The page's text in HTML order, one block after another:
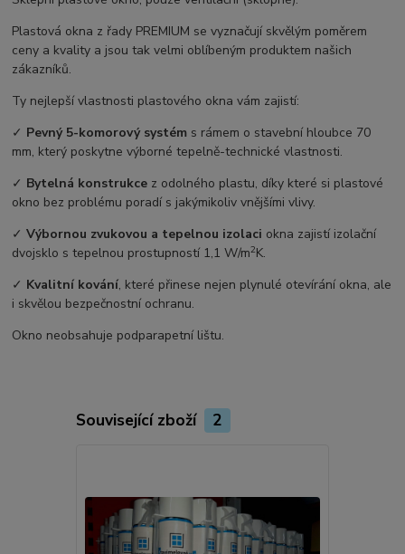
Plastová okna z řady PREMIUM se vyznačují skvělým poměrem
ceny a kvality a jsou tak velmi oblíbeným produktem našich
zákazníků.
Ty nejlepší vlastnosti plastového okna vám zajistí:
✓ Pevný 5-komorový systém s rámem o stavební hloubce 70
mm, který poskytne výborné tepelně-technické vlastnosti.
✓ Bytelná konstrukce z odolného plastu, díky které si plastové
okno bez problému poradí s jakýmikoliv vnějšími vlivy.
✓Výbornou zvukovou a tepelnou izolaci okna zajistí izolační
dvojsklo s tepelnou prostupností 1,1 W/m2K.
✓ Kvalitní kování, které přinese nejen plynulé otevírání okna, ale
i skvělou bezpečnostní ochranu.
Okno neobsahuje podparapetní lištu.
Související zboží 2